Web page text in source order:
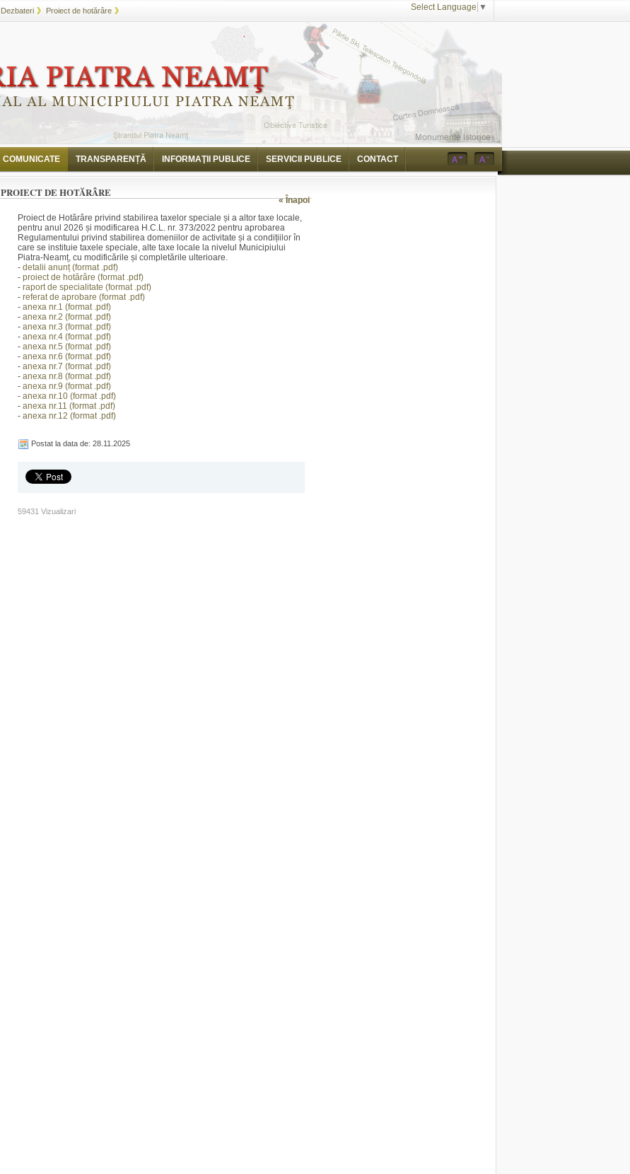
Dezbateri Proiect de hotărâre Select Language ▼
COMUNICATE TRANSPARENȚĂ INFORMAŢII PUBLICE SERVICII PUBLICE CONTACT
« Înapoi
PROIECT DE HOTĂRÂRE
Proiect de Hotărâre privind stabilirea taxelor speciale și a altor taxe locale,
pentru anul 2026 și modificarea H.C.L. nr. 373/2022 pentru aprobarea
Regulamentului privind stabilirea domeniilor de activitate și a condițiilor în
care se instituie taxele speciale, alte taxe locale la nivelul Municipiului
Piatra-Neamț, cu modificările și completările ulterioare.
- detalii anunț (format .pdf)
- proiect de hotărâre (format .pdf)
- raport de specialitate (format .pdf)
- referat de aprobare (format .pdf)
- anexa nr.1 (format .pdf)
- anexa nr.2 (format .pdf)
- anexa nr.3 (format .pdf)
- anexa nr.4 (format .pdf)
- anexa nr.5 (format .pdf)
- anexa nr.6 (format .pdf)
- anexa nr.7 (format .pdf)
- anexa nr.8 (format .pdf)
- anexa nr.9 (format .pdf)
- anexa nr.10 (format .pdf)
- anexa nr.11 (format .pdf)
- anexa nr.12 (format .pdf)
Postat la data de: 28.11.2025
59431 Vizualizari